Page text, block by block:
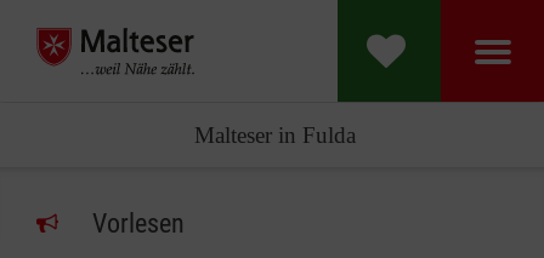
Malteser in Fulda
Vorlesen